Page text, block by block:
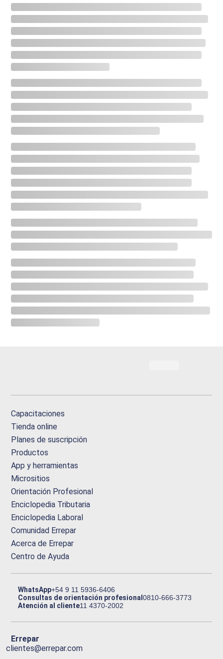
Capacitaciones
Tienda online
Planes de suscripción
Productos
App y herramientas
Micrositios
Orientación Profesional
Enciclopedia Tributaria
Enciclopedia Laboral
Comunidad Errepar
Acerca de Errepar
Centro de Ayuda
WhatsApp+54 9 11 5936-6406
Consultas de orientación profesional0810-666-3773
Atención al cliente11 4370-2002
Errepar
clientes@errepar.com